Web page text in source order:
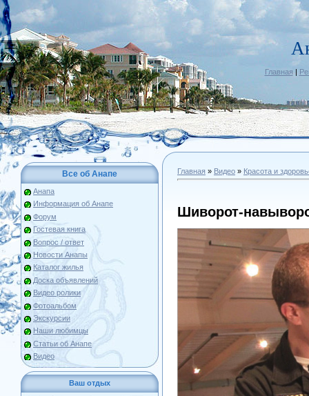
Главная |
Все об Анапе
Анапа
Информация об Анапе
Форум
Гостевая книга
Вопрос / ответ
Новости Анапы
Каталог жилья
Доска объявлений
Видео ролики
Фотоальбом
Экскурсии
Наши любимцы
Статьи об Анапе
Видео
Ваш отдых
Главная » Видео » Красота и
Шиворот-